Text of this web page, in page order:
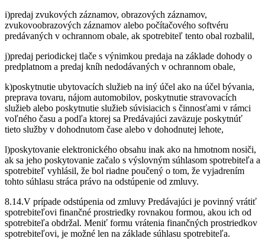
i)predaj zvukových záznamov, obrazových záznamov,
zvukovoobrazových záznamov alebo počítačového softvéru
predávaných v ochrannom obale, ak spotrebiteľ tento obal rozbalil,
j)predaj periodickej tlače s výnimkou predaja na základe dohody o
predplatnom a predaj kníh nedodávaných v ochrannom obale,
k)poskytnutie ubytovacích služieb na iný účel ako na účel bývania,
preprava tovaru, nájom automobilov, poskytnutie stravovacích
služieb alebo poskytnutie služieb súvisiacich s činnosťami v rámci
voľného času a podľa ktorej sa Predávajúci zaväzuje poskytnúť
tieto služby v dohodnutom čase alebo v dohodnutej lehote,
l)poskytovanie elektronického obsahu inak ako na hmotnom nosiči,
ak sa jeho poskytovanie začalo s výslovným súhlasom spotrebiteľa a
spotrebiteľ vyhlásil, že bol riadne poučený o tom, že vyjadrením
tohto súhlasu stráca právo na odstúpenie od zmluvy.
8.14.V prípade odstúpenia od zmluvy Predávajúci je povinný vrátiť
spotrebiteľovi finančné prostriedky rovnakou formou, akou ich od
spotrebiteľa obdržal. Meniť formu vrátenia finančných prostriedkov
spotrebiteľovi, je možné len na základe súhlasu spotrebiteľa.